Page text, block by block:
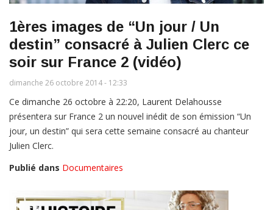
1ères images de “Un jour / Un
destin” consacré à Julien Clerc ce
soir sur France 2 (vidéo)
dimanche 26 octobre 2014 - 12:33
Ce dimanche 26 octobre à 22:20, Laurent Delahousse
présentera sur France 2 un nouvel inédit de son émission “Un
jour, un destin” qui sera cette semaine consacré au chanteur
Julien Clerc.
Publié dans Documentaires